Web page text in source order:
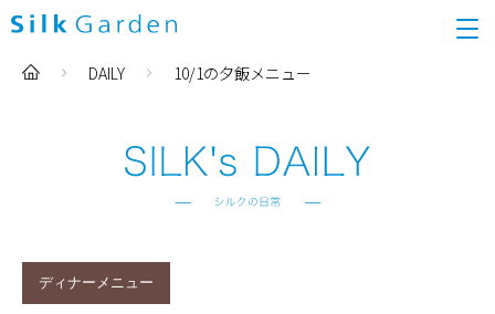
DAILY 10/1の夕飯メニュー
ディナーメニュー